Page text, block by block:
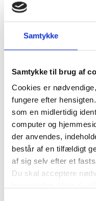
Samtykke
Samtykke til brug af
Cookies er
fungere efter
som en midlertidig
computer og
der anvendes,
består af en tilfældigt
af sig selv efter et
Du skal acceptere
pensionister
princip.
Pension bør
økonomi. Mange
og betalt skat
gøres
ægtefælle eller
Jeg foreslår
at
udbetales
på grund af